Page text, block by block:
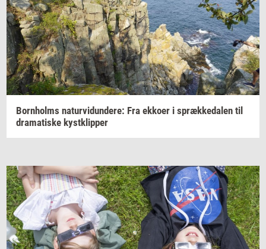
Born­holms na­tur­vi­dun­de­re: Fra ek­ko­er i spræk­ke­da­len til
dra­ma­ti­ske kyst­klip­per